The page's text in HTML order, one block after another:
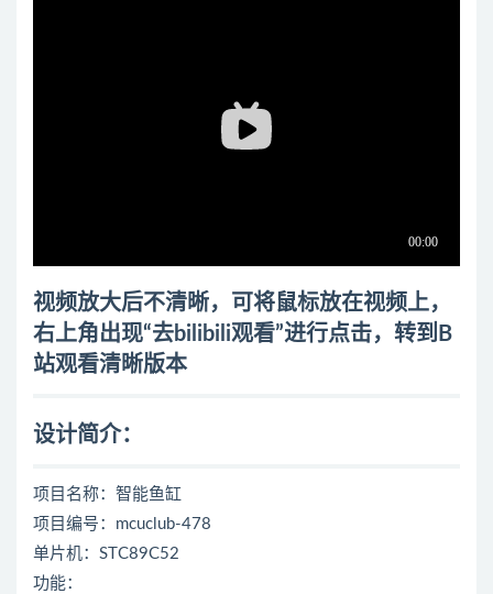
视频放大后不清晰，可将鼠标放在视频上，
右上角出现“去bilibili观看”进行点击，转到B
站观看清晰版本
设计简介：
项目名称：智能鱼缸
项目编号：mcuclub-478
单片机：STC89C52
功能：